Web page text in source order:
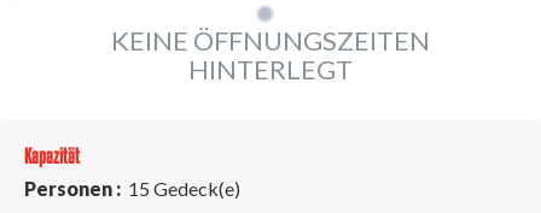
KEINE ÖFFNUNGSZEITEN
HINTERLEGT
Kapazität
Personen : 15 Gedeck(e)